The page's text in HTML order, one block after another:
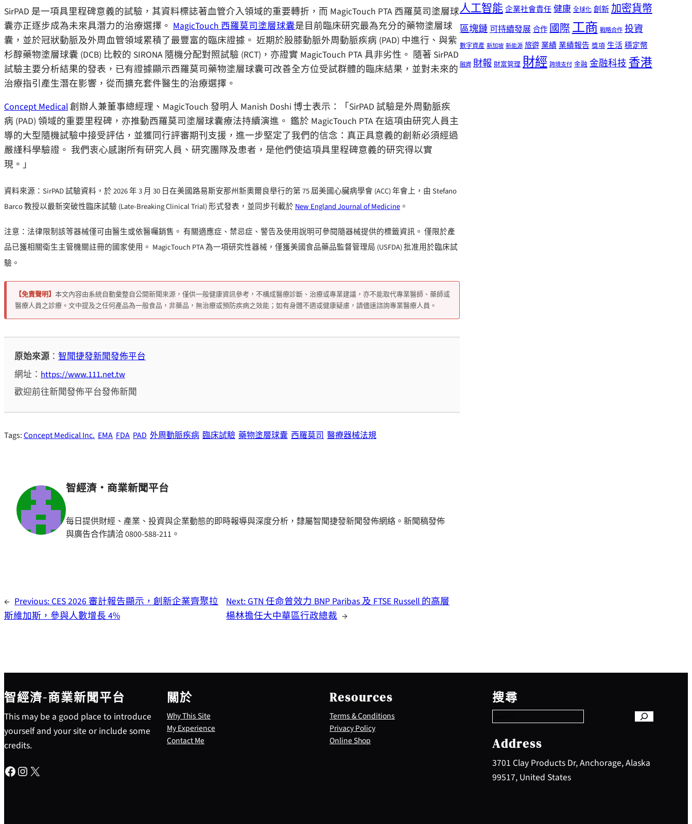
SirPAD 是一項具里程碑意義的試驗，其資料標誌著血管介入領域的重要轉折，而 MagicTouch PTA 西羅莫司塗層球
囊亦正逐步成為未來具潛力的治療選擇。 MagicTouch 西羅莫司塗層球囊是目前臨床研究最為充分的藥物塗層球
囊，並於冠狀動脈及外周血管領域累積了最豐富的臨床證據。 近期於股膝動脈外周動脈疾病 (PAD) 中進行、與紫
杉醇藥物塗層球囊 (DCB) 比較的 SIRONA 隨機分配對照試驗 (RCT)，亦證實 MagicTouch PTA 具非劣性。 隨著 SirPAD
試驗主要分析結果的發表，已有證據顯示西羅莫司藥物塗層球囊可改善全方位受試群體的臨床結果，並對未來的
治療指引產生潛在影響，從而擴充套件醫生的治療選擇。
Concept Medical創辦人兼董事總經理、MagicTouch 發明人 Manish Doshi 博士表示：「SirPAD 試驗是外周動脈疾
病 (PAD) 領域的重要里程碑，亦推動西羅莫司塗層球囊療法持續演進。 鑑於 MagicTouch PTA 在這項由研究人員主
導的大型隨機試驗中接受評估，並獲同行評審期刊支援，進一步堅定了我們的信念：真正具意義的創新必須經過
嚴謹科學驗證。 我們衷心感謝所有研究人員、研究團隊及患者，是他們使這項具里程碑意義的研究得以實
現。」
資料來源：SirPAD 試驗資料，於 2026 年 3 月 30 日在美國路易斯安那州新奧爾良舉行的第 75 屆美國心臟病學會 (ACC) 年會上，由 Stefano
Barco 教授以最新突破性臨床試驗 (Late-Breaking Clinical Trial) 形式發表，並同步刊載於 New England Journal of Medicine 。
注意：法律限制該等器械僅可由醫生或依醫囑銷售。 有關適應症、禁忌症、警告及使用說明可參閱隨器械提供的標籤資訊。 僅限於產
品已獲相關衛生主管機關註冊的國家使用。 MagicTouch PTA 為一項研究性器械，僅獲美國食品藥品監督管理局 (USFDA) 批准用於臨床試
驗。
【免責聲明】 本文內容由系統自動彙整自公開新聞來源，僅供一般健康資訊參考，不構成醫療診斷、治療或專業建議，亦不能取代專業醫師、藥師或
醫療人員之診療。文中提及之任何產品為一般食品，非藥品，無治療或預防疾病之效能；如有身體不適或健康疑慮，請儘速諮詢專業醫療人員。
原始來源 ：智聞捷發新聞發佈平台
網址： https://www.111.net.tw
歡迎前往新聞發佈平台發佈新聞
Tags:Concept Medical Inc. EMA FDA PAD 外周動脈疾病 臨床試驗 藥物塗層球囊 西羅莫司 醫療器械法規
智經濟・商業新聞平台
每日提供財經、產業、投資與企業動態的即時報導與深度分析，隸屬智聞捷發新聞發佈網絡。新聞稿發佈
與廣告合作請洽 0800-588-211。
← Previous: CES 2026 審計報告顯示，創新企業齊聚拉
斯維加斯，參與人數增長 4%
Next: GTN 任命曾效力 BNP Paribas 及 FTSE Russell 的高層
楊林擔任大中華區行政總裁 →
人工智能企業社會責任健康 全球化 創新 加密貨幣
區塊鏈可持續發展合作國際工商 戰略合作 投資
數字資產 新加坡 新能源 旅遊業績業績報告 獎項 生活穩定幣
融資 財報 財富管理 財經 跨境支付 金融 金融科技香港
智經濟-商業新聞平台
This may be a good place to introduce
yourself and your site or include some
credits.
Facebook Instagram X
關於
Why This Site
My Experience
Contact Me
Resources
Terms & Conditions
Privacy Policy
Online Shop
搜尋
e
a
c
h
Address
3701 Clay Products Dr, Anchorage, Alaska
99517, United States